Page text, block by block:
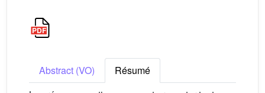
Abstract (VO)
Résumé